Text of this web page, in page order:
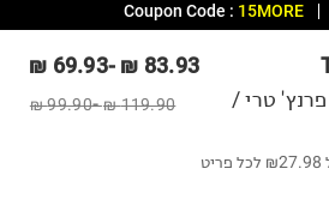
Coupon Code : 15MORE
83.93 ₪
-
69.93 ₪
119.90 ₪
-
99.90 ₪
פרנץ' טרי /